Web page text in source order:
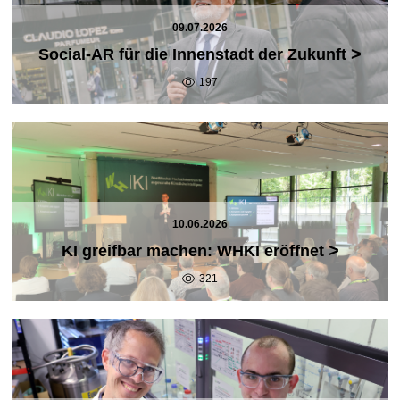
09.07.2026
Social-AR für die Innenstadt der Zukunft >
197
10.06.2026
KI greifbar machen: WHKI eröffnet>
321